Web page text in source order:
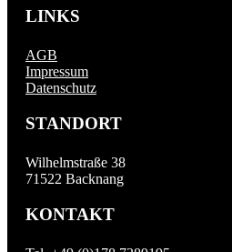
LINKS
AGB
Impressum
Datenschutz
STANDORT
Wilhelmstraße 38
71522 Backnang
KONTAKT